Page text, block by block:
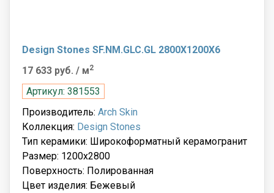
Design Stones SF.NM.GLC.GL 2800X1200X6
17 633 руб. / м2
Артикул: 381553
Производитель: Arch Skin
Коллекция: Design Stones
Тип керамики: Широкоформатный керамогранит
Размер: 1200x2800
Поверхность: Полированная
Цвет изделия: Бежевый